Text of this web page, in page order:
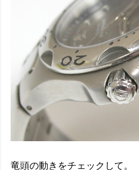
竜頭の動きをチェックして。